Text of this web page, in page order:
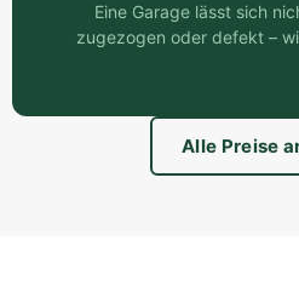
Eine Garage lässt sich
zugezogen oder defekt –
Alle Preise